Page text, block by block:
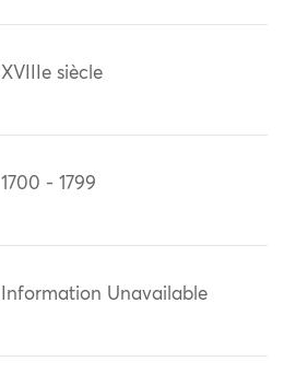
XVIIIe siècle
1700 - 1799
Information Unavailable